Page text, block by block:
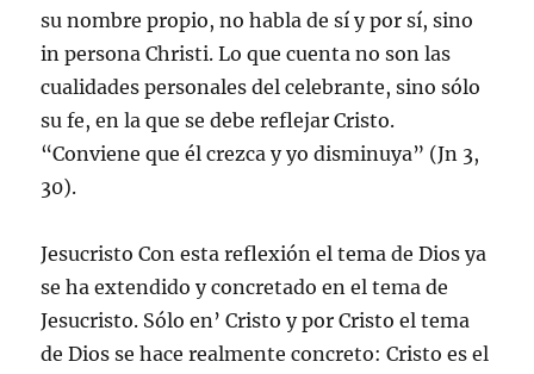
su nombre propio, no habla de sí y por sí, sino
in persona Christi. Lo que cuenta no son las
cualidades personales del celebrante, sino sólo
su fe, en la que se debe reflejar Cristo.
“Conviene que él crezca y yo disminuya” (Jn 3,
30).
Jesucristo Con esta reflexión el tema de Dios ya
se ha extendido y concretado en el tema de
Jesucristo. Sólo en’ Cristo y por Cristo el tema
de Dios se hace realmente concreto: Cristo es el